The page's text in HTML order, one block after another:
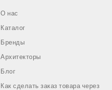
О нас
Каталог
Бренды
Архитекторы
Блог
Как сделать заказ товара через